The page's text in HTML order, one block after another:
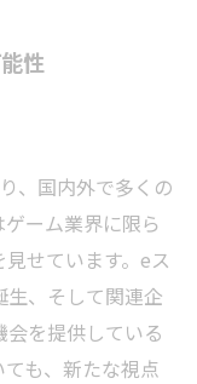
性
、国内外で多くの
ーム業界に限ら
せています。eス
、そして関連企
を提供している
も、新たな視点